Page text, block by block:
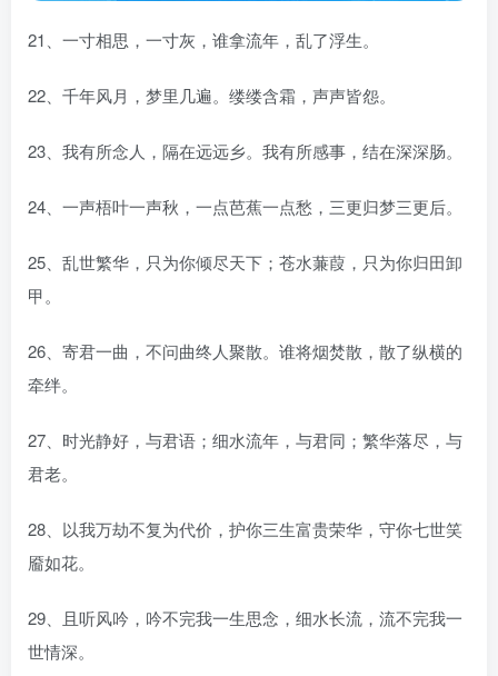
21、一寸相思，一寸灰，谁拿流年，乱了浮生。
22、千年风月，梦里几遍。缕缕含霜，声声皆怨。
23、我有所念人，隔在远远乡。我有所感事，结在深深肠。
24、一声梧叶一声秋，一点芭蕉一点愁，三更归梦三更后。
25、乱世繁华，只为你倾尽天下；苍水蒹葭，只为你归田卸
甲。
26、寄君一曲，不问曲终人聚散。谁将烟焚散，散了纵横的
牵绊。
27、时光静好，与君语；细水流年，与君同；繁华落尽，与
君老。
28、以我万劫不复为代价，护你三生富贵荣华，守你七世笑
靥如花。
29、且听风吟，吟不完我一生思念，细水长流，流不完我一
世情深。